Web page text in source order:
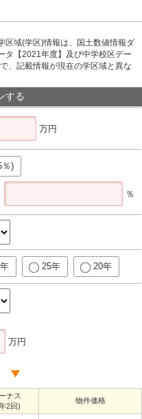
区域(学区)情報は、国土数値情報ダ
タ【2021年度】及び中学校区デー
、記載情報が現在の学区域と異な
する
万円
％)
％
25年 20年
万円
ナス
2回)
物件価格